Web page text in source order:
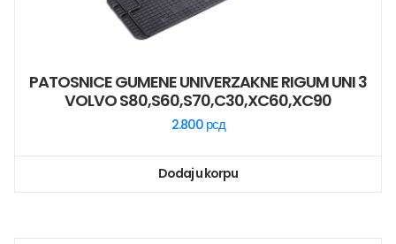
PATOSNICE GUMENE UNIVERZAKNE RIGUM UNI 3
VOLVO S80,S60,S70,C30,XC60,XC90
2.800 рсд
Dodaj u korpu